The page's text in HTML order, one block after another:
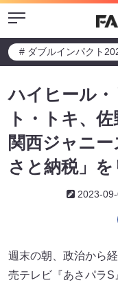
Menu
# ダブルインパクト
ハイヒール
ト・トキ、
関西ジャニ
さと納税」
2023-
週末の朝、政治から
売テレビ『あさパラ